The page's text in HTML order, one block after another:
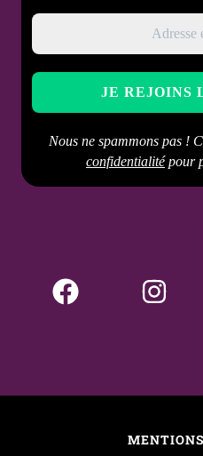
Nous ne spammons pas !
confidentialitépour